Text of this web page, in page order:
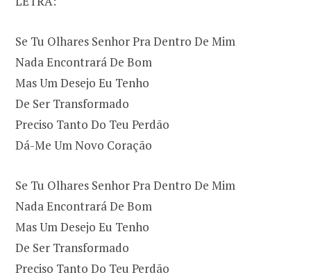
Se Tu Olhares Senhor Pra Dentro De Mim
Nada Encontrará De Bom
Mas Um Desejo Eu Tenho
De Ser Transformado
Preciso Tanto Do Teu Perdão
Dá-Me Um Novo Coração
Se Tu Olhares Senhor Pra Dentro De Mim
Nada Encontrará De Bom
Mas Um Desejo Eu Tenho
De Ser Transformado
Preciso Tanto Do Teu Perdão